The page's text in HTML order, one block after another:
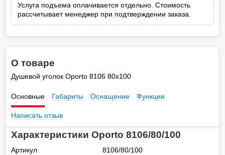
Услуга подъема оплачивается отдельно. Стоимость
рассчитывает менеджер при подтверждении заказа.
О товаре
Душевой уголок Oporto 8106 80x100
Основные Габариты Оснащение Функции
Написать отзыв
Характеристики Oporto 8106/80/100
Артикул
8106/80/100